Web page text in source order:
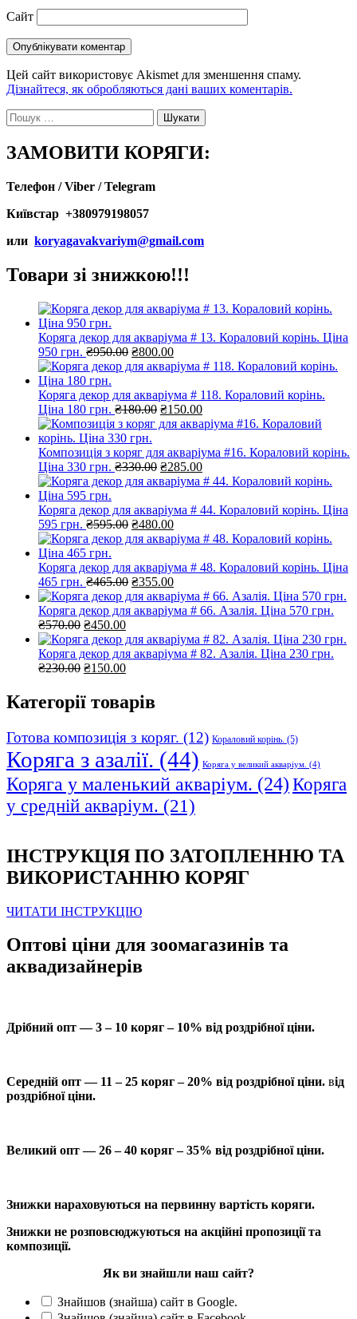
Сайт
Цей сайт використовує Akismet для зменшення спаму.
Дізнайтеся, як обробляються дані ваших коментарів.
Пошук:
ЗАМОВИТИ КОРЯГИ:
Телефон / Viber / Telegram
Київстар +380979198057
или koryagavakvariym@gmail.com
Товари зі знижкою!!!
Коряга декор для акваріума # 13. Кораловий корінь. Ціна
950 грн. ₴950.00 Оригінальна
ціна:
₴800.00Поточна
ціна:
Коряга декор для акваріума # 118. Кораловий корінь.
Ціна 180 грн. ₴180.00 Оригінальна
ціна:
₴150.00Поточна
ціна:
Композиція з коряг для акваріума #16. Кораловий корінь.
Ціна 330 грн. ₴330.00 Оригінальна
ціна:
₴285.00Поточна
ціна:
Коряга декор для акваріума # 44. Кораловий корінь. Ціна
595 грн. ₴595.00 Оригінальна
ціна:
₴480.00Поточна
ціна:
Коряга декор для акваріума # 48. Кораловий корінь. Ціна
465 грн. ₴465.00 Оригінальна
ціна:
₴465.00.
₴355.00Поточна
ціна:
₴355.00.
Коряга декор для акваріума # 66. Азалія. Ціна 570 грн.
₴570.00 Оригінальна
ціна:
₴570.00.
₴450.00Поточна
ціна:
₴450.00.
Коряга декор для акваріума # 82. Азалія. Ціна 230 грн.
₴230.00 Оригінальна
₴230.00.
₴150.00Поточна
₴150.00.
Категорії товарів
Готова композиція з коряг. (12) Кораловий корінь. (5)
Коряга з азалії. (44) Коряга у великий акваріум. (4)
Коряга у маленький акваріум. (24)Коряга
у средній акваріум. (21)
ІНСТРУКЦІЯ ПО ЗАТОПЛЕННЮ ТА
ВИКОРИСТАННЮ КОРЯГ
ЧИТАТИ ІНСТРУКЦІЮ
Оптові ціни для зоомагазинів та
аквадизайнерів
Дрібний опт — 3 – 10 коряг – 10% від роздрібної ціни.
Середній опт — 11 – 25 коряг – 20% від роздрібної ціни. від
роздрібної ціни.
Великий опт — 26 – 40 коряг – 35% від роздрібної ціни.
Знижки нараховуються на первинну вартість коряги.
Знижки не розповсюджуються на акційні пропозиції та
композиції.
Як ви знайшли наш сайт?
Знайшов (знайша) сайт в Google.